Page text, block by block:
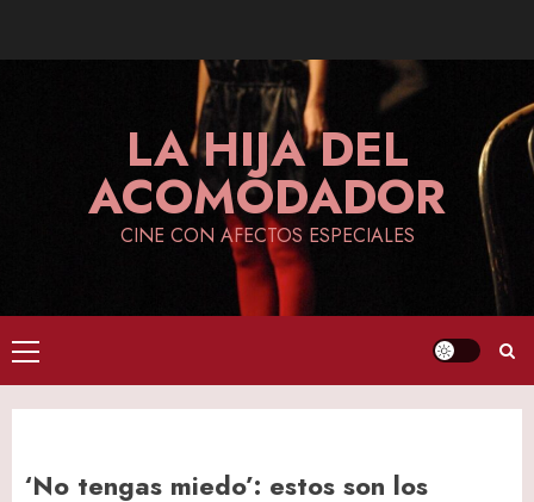
LA HIJA DEL
ACOMODADOR
CINE CON AFECTOS ESPECIALES
Primary
Menu
‘No tengas miedo’: estos son los